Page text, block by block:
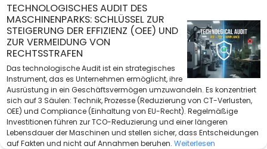
TECHNOLOGISCHES AUDIT DES
MASCHINENPARKS: SCHLÜSSEL ZUR
STEIGERUNG DER EFFIZIENZ (OEE) UND
ZUR VERMEIDUNG VON
RECHTSSTRAFEN
Das technologische Audit ist ein strategisches
Instrument, das es Unternehmen ermöglicht, ihre
Ausrüstung in ein Geschäftsvermögen umzuwandeln. Es konzentriert
sich auf 3 Säulen: Technik, Prozesse (Reduzierung von CT-Verlusten,
OEE) und Compliance (Einhaltung von EU-Recht). Regelmäßige
Investitionen führen zur TCO-Reduzierung und einer längeren
Lebensdauer der Maschinen und stellen sicher, dass Entscheidungen
auf Fakten und nicht auf Annahmen beruhen. Weiterlesen